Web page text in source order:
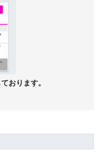
おります。